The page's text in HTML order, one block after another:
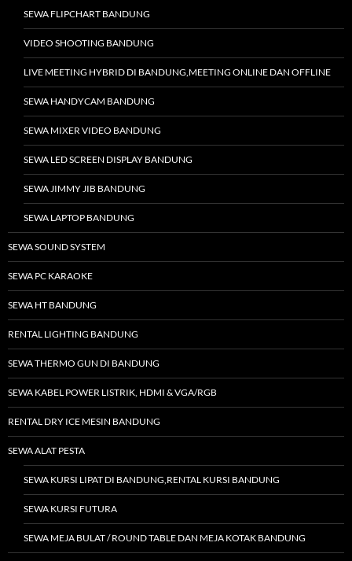
SEWA FLIPCHART BANDUNG
VIDEO SHOOTING BANDUNG
LIVE MEETING HYBRID DI BANDUNG,MEETING ONLINE DAN OFFLINE
SEWA HANDYCAM BANDUNG
SEWA MIXER VIDEO BANDUNG
SEWA LED SCREEN DISPLAY BANDUNG
SEWA JIMMY JIB BANDUNG
SEWA LAPTOP BANDUNG
SEWA SOUND SYSTEM
SEWA PC KARAOKE
SEWA HT BANDUNG
RENTAL LIGHTING BANDUNG
SEWA THERMO GUN DI BANDUNG
SEWA KABEL POWER LISTRIK, HDMI & VGA/RGB
RENTAL DRY ICE MESIN BANDUNG
SEWA ALAT PESTA
SEWA KURSI LIPAT DI BANDUNG,RENTAL KURSI BANDUNG
SEWA KURSI FUTURA
SEWA MEJA BULAT / ROUND TABLE DAN MEJA KOTAK BANDUNG